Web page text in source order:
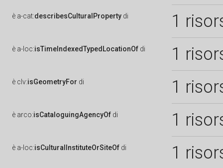
è a-cat:describesCulturalProperty di 1
è a-loc:isTimeIndexedTypedLocationOf di 1
è clv:isGeometryFor di 1
è arco:isCataloguingAgencyOf di 1
è a-loc:isCulturalInstituteOrSiteOf di 1